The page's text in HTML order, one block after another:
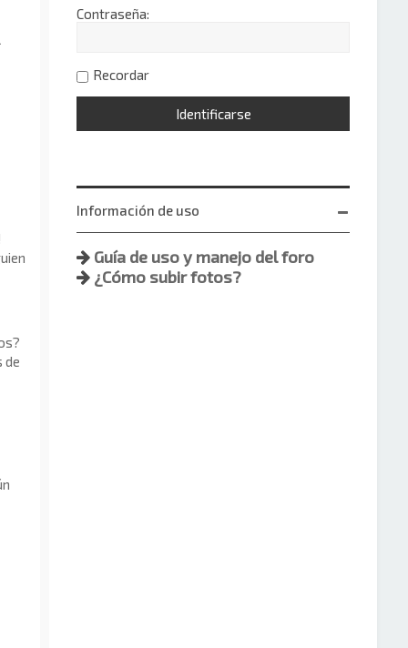
de
Contraseña:
Recordar
Información de uso
Guía de uso y manejo del foro
¿Cómo subir fotos?